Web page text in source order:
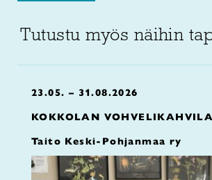
Tutustu myös näihin
23.05. – 31.08.2026
KOKKOLAN VOHVELIKAHVILA
Taito Keski-Pohjanmaa ry